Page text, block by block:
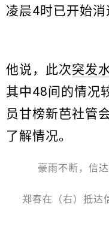
凌晨4时已开始消
他说，此次突发
其中48间的情况
员甘榜新芭社管
了解情况。
豪雨不断，信
郑春在（右）抵达